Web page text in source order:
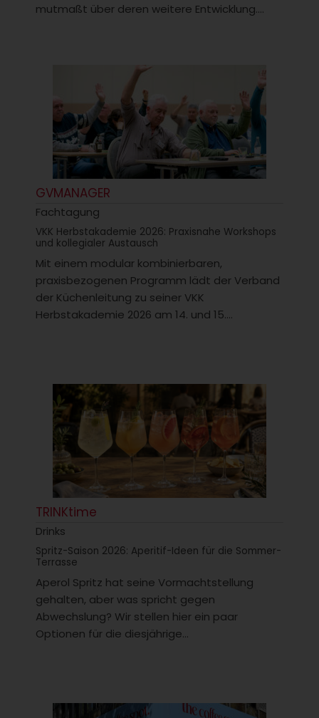
mutmaßt über deren weitere Entwicklung....
GVMANAGER
Fachtagung
VKK Herbstakademie 2026: Praxisnahe Workshops
und kollegialer Austausch
Mit einem modular kombinierbaren,
praxisbezogenen Programm lädt der Verband
der Küchenleitung zu seiner VKK
Herbstakademie 2026 am 14. und 15....
TRINKtime
Drinks
Spritz-Saison 2026: Aperitif-Ideen für die Sommer-
Terrasse
Aperol Spritz hat seine Vormachtstellung
gehalten, aber was spricht gegen
Abwechslung? Wir stellen hier ein paar
Optionen für die diesjährige...